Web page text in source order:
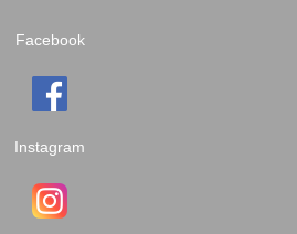
Facebook
Instagram